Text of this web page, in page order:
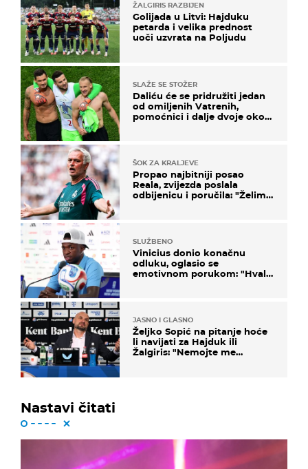
ŽALGIRIS RAZBIJEN
Golijada u Litvi: Hajduku
petarda i velika prednost
uoči uzvrata na Poljudu
SLAŽE SE STOŽER
Daliću će se pridružiti jedan
od omiljenih Vatrenih,
pomoćnici i dalje dvoje oko
ŠOK ZA KRALJEVE
Propao najbitniji posao
Reala, zvijezda poslala
odbijenicu i poručila: "Želim
SLUŽBENO
Vinicius donio konačnu
odluku, oglasio se
emotivnom porukom: "Hvala
JASNO I GLASNO
Željko Sopić na pitanje hoće
li navijati za Hajduk ili
Žalgiris: "Nemojte me
Nastavi čitati